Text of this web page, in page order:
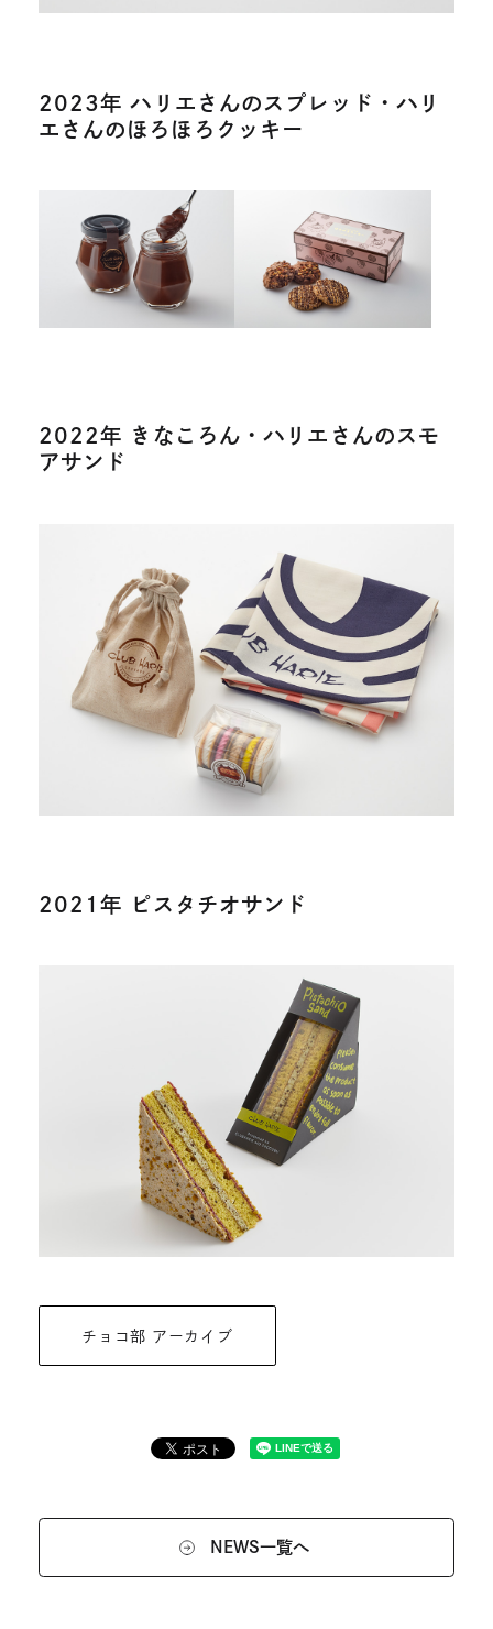
2023年 ハリエさんのスプレッド・ハリ
エさんのほろほろクッキー
2022年 きなころん・ハリエさんのスモ
アサンド
2021年 ピスタチオサンド
チョコ部 アーカイブ
NEWS一覧へ